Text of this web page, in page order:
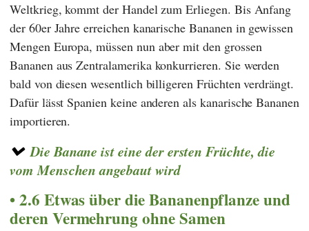
Weltkrieg, kommt der Handel zum Erliegen. Bis Anfang
der 60er Jahre erreichen kanarische Bananen in gewissen
Mengen Europa, müssen nun aber mit den grossen
Bananen aus Zentralamerika konkurrieren. Sie werden
bald von diesen wesentlich billigeren Früchten verdrängt.
Dafür lässt Spanien keine anderen als kanarische Bananen
importieren.
Die Banane ist eine der ersten Früchte, die
vom Menschen angebaut wird
2.6 Etwas über die Bananenpflanze und
deren Vermehrung ohne Samen